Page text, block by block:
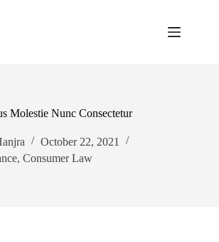
Molestie Nunc Consectetur
October 22, 2021
, Consumer Law